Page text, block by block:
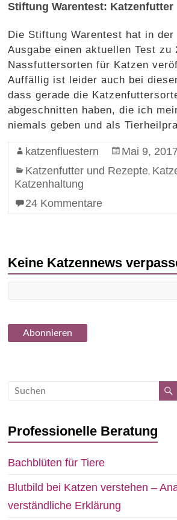
Stiftung Warentest: Katzenfutter
Die Stiftung Warentest hat in der
Ausgabe einen aktuellen Test zu
Nassfuttersorten für Katzen
Auffällig ist leider auch bei
dass gerade die
abgeschnitten haben, die ich
niemals geben und als
katzenfluestern
Mai 9, 2017
Katzenfutter und Rezepte,
Katzenhaltung
24 Kommentare
Keine Katzennews
Professionelle Beratung
Bachblüten für Tiere
Blutbild bei Katzen verstehen –
verständliche Erklärung